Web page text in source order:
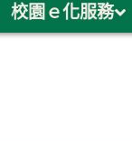
校園ｅ化服務